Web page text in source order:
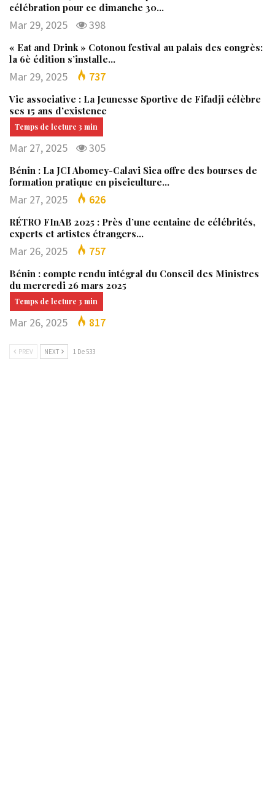
célébration pour ce dimanche 30…
Mar 29, 2025 398
« Eat and Drink » Cotonou festival au palais des congrès:
la 6è édition s’installe…
Mar 29, 2025 737
Vie associative : La Jeunesse Sportive de Fifadji célèbre
ses 15 ans d’existence
Mar 27, 2025 305
Bénin : La JCI Abomey-Calavi Sica offre des bourses de
formation pratique en pisciculture…
Mar 27, 2025 626
RÉTRO FInAB 2025 : Près d’une centaine de célébrités,
experts et artistes étrangers…
Mar 26, 2025 757
Bénin : compte rendu intégral du Conseil des Ministres
du mercredi 26 mars 2025
Mar 26, 2025 817
PREV NEXT 1 De 533